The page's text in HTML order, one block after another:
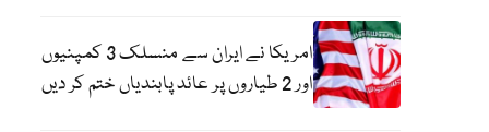
امریکا نے ایران سے منسلک 3 کمپنیوں
اور 2 طیاروں پر عائد پابندیاں ختم کر دیں